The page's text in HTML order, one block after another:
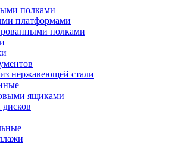
полками
платформами
полками
нержавеющей стали
ящиками